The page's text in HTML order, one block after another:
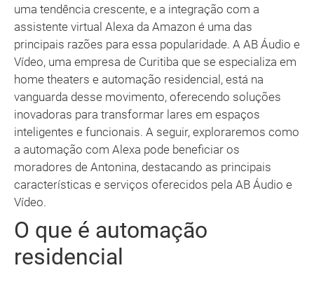
uma tendência crescente, e a integração com a
assistente virtual Alexa da Amazon é uma das
principais razões para essa popularidade. A AB Áudio e
Vídeo, uma empresa de Curitiba que se especializa em
home theaters e automação residencial, está na
vanguarda desse movimento, oferecendo soluções
inovadoras para transformar lares em espaços
inteligentes e funcionais. A seguir, exploraremos como
a automação com Alexa pode beneficiar os
moradores de Antonina, destacando as principais
características e serviços oferecidos pela AB Áudio e
Vídeo.
O que é automação
residencial